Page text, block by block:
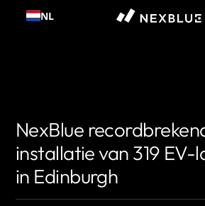
naarNL
NexBlue
installatie van 319
in Edinburgh